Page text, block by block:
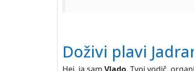
Doživi plavi